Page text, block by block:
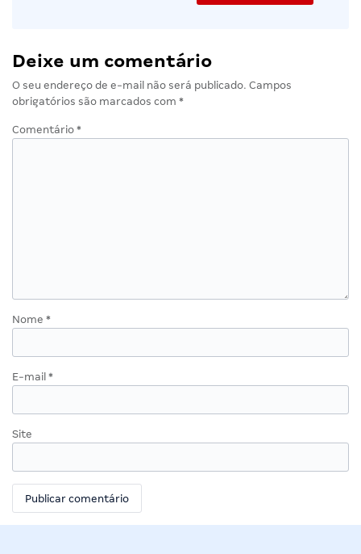
Deixe um comentário
O seu endereço de e-mail não será publicado. Campos
obrigatórios são marcados com *
Comentário *
Nome *
E-mail *
Site